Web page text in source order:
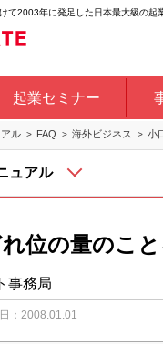
て2003年に発足した日本最大級の起
起業セミナー
ル FAQ 海外ビジネス 小
ュアル
位の量のこ
事務局
：2008.01.01